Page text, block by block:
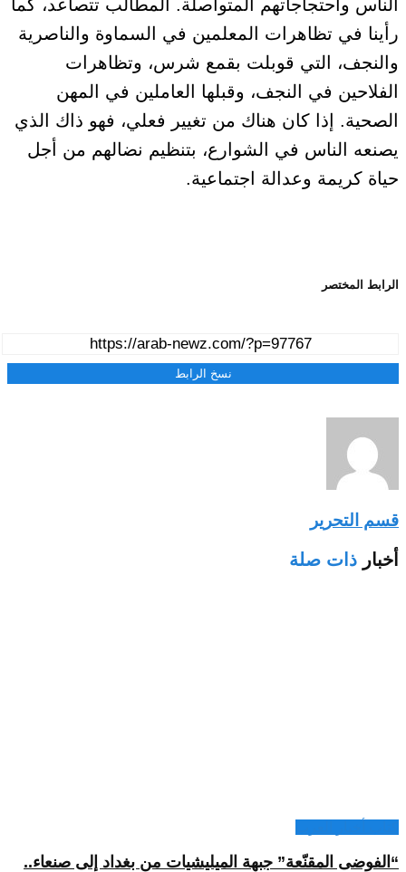
الناس واحتجاجاتهم المتواصلة. المطالب تتصاعد، كما
رأينا في تظاهرات المعلمين في السماوة والناصرية
والنجف، التي قوبلت بقمع شرس، وتظاهرات
الفلاحين في النجف، وقبلها العاملين في المهن
الصحية. إذا كان هناك من تغيير فعلي، فهو ذاك الذي
يصنعه الناس في الشوارع، بتنظيم نضالهم من أجل
حياة كريمة وعدالة اجتماعية.
الرابط المختصر
نسخ الرابط
قسم التحرير
أخبار ذات صلة
“الفوضى المقنّعة” جبهة الميليشيات من بغداد إلى صنعاء..